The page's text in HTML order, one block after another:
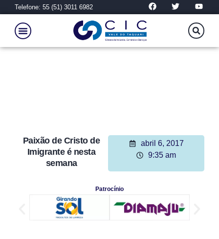
Telefone: 55 (51) 3011 6982
Paixão de Cristo de
Imigrante é nesta
semana
abril 6, 2017
9:35 am
Patrocínio